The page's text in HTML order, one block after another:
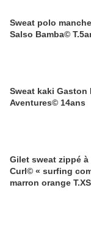
Sweat polo
Salso Bamba©
Sweat kaki
Aventures© 14ans
Gilet sweat zippé
Curl© « surfing
marron orange T.XS